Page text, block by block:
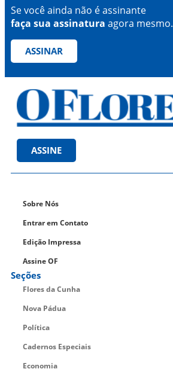
Se você ainda não é assinante
faça sua assinatura agora mesmo.
ASSINAR
ASSINE
Sobre Nós
Entrar em Contato
Edição Impressa
Assine OF
Seções
Flores da Cunha
Nova Pádua
Política
Cadernos Especiais
Economia